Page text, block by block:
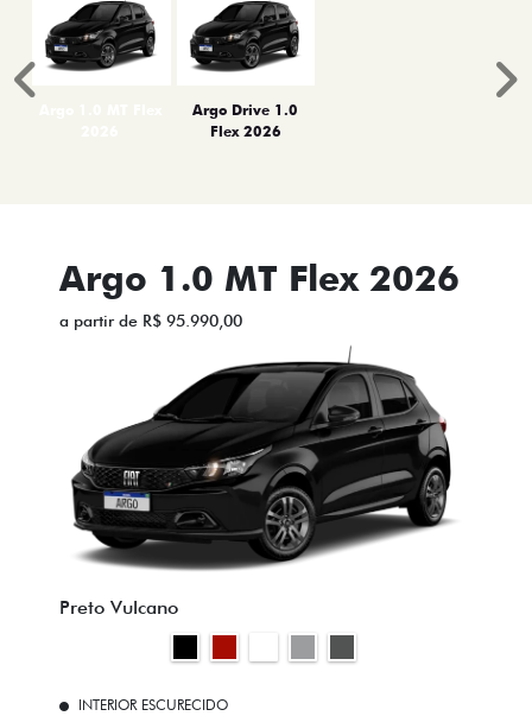
Argo Drive 1.0
Flex 2026
Anterior
Argo 1.0 MT Flex 2026
a partir de R$ 95.990,00
Preto Vulcano
INTERIOR ESCURECIDO